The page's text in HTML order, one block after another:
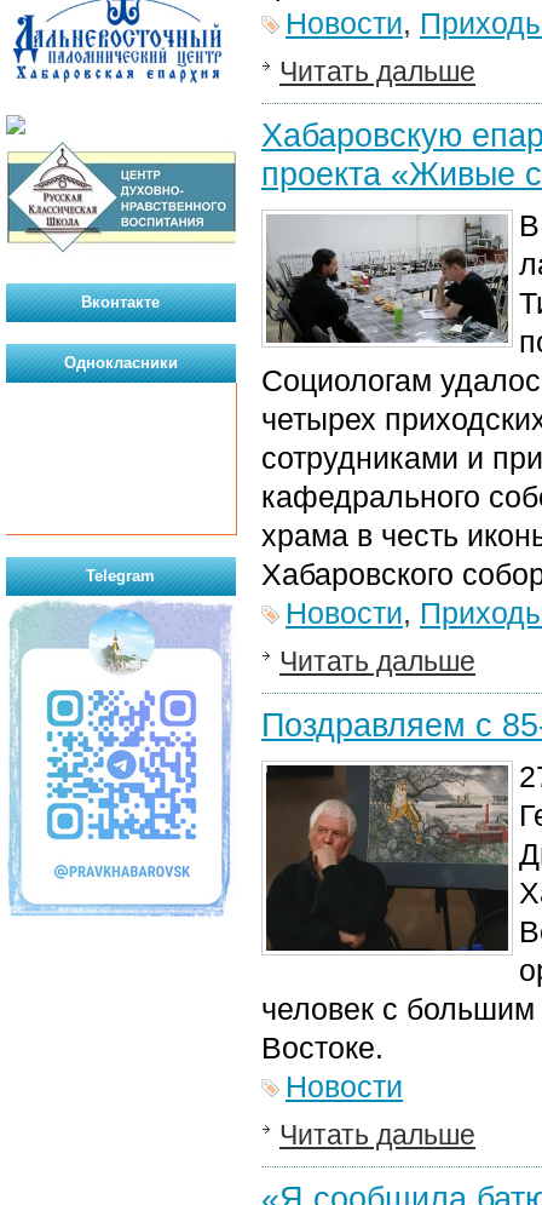
Новости,
Читать дальше
Хабаровскую
проекта «Живые
Социологам
четырех
сотрудниками и
кафедрального
храма в честь
Хабаровского
Новости,
Читать дальше
Поздравляем с
человек с
Востоке.
Новости
Читать дальше
Вконтакте
Однокласники
Telegram